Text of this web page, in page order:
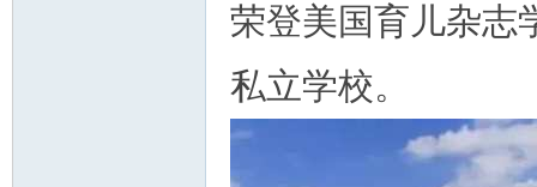
荣登美国育儿杂志
私立学校。